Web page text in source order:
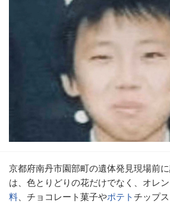
京都府南丹市園部町の遺体発見現場前
は、色とりどりの花だけでなく、オレ
料 、チョコレート菓子やポテトチップ